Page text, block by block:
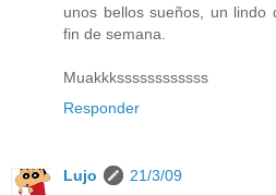
unos bellos sueños, un lindo
fin de semana.
Muakkkssssssssssss
Responder
Lujo
21/3/09